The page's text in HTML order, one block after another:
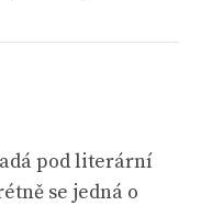
pod literární
se jedná o